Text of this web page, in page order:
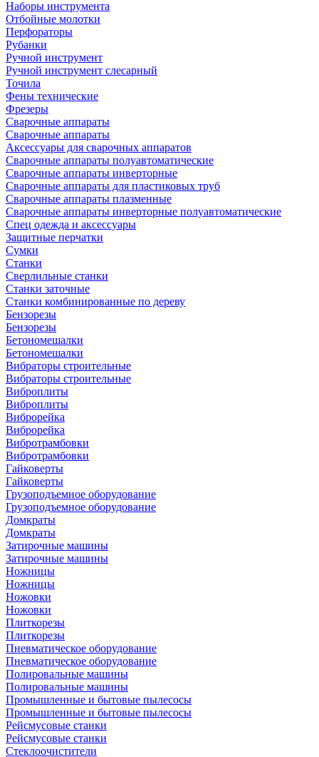
Наборы инструмента
Отбойные молотки
Перфораторы
Рубанки
Ручной инструмент
Ручной инструмент слесарный
Точила
Фены технические
Фрезеры
Сварочные аппараты
Сварочные аппараты
Аксессуары для сварочных аппаратов
Сварочные аппараты полуавтоматические
Сварочные аппараты инверторные
Сварочные аппараты для пластиковых труб
Сварочные аппараты плазменные
Сварочные аппараты инверторные полуавтоматические
Спец одежда и аксессуары
Защитные перчатки
Сумки
Станки
Сверлильные станки
Станки заточные
Станки комбинированные по дереву
Бензорезы
Бензорезы
Бетономешалки
Бетономешалки
Вибраторы строительные
Вибраторы строительные
Виброплиты
Виброплиты
Виброрейка
Виброрейка
Вибротрамбовки
Вибротрамбовки
Гайковерты
Гайковерты
Грузоподъемное оборудование
Грузоподъемное оборудование
Домкраты
Домкраты
Затирочные машины
Затирочные машины
Ножницы
Ножницы
Ножовки
Ножовки
Плиткорезы
Плиткорезы
Пневматическое оборудование
Пневматическое оборудование
Полировальные машины
Полировальные машины
Промышленные и бытовые пылесосы
Промышленные и бытовые пылесосы
Рейсмусовые станки
Рейсмусовые станки
Стеклоочистители